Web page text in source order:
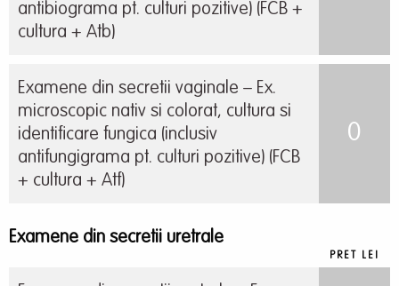
antibiograma pt. culturi pozitive) (FCB +
cultura + Atb)
Examene din secretii vaginale – Ex.
microscopic nativ si colorat, cultura si
identificare fungica (inclusiv
antifungigrama pt. culturi pozitive) (FCB
+ cultura + Atf)
0
Examene din secretii uretrale
PRET LEI